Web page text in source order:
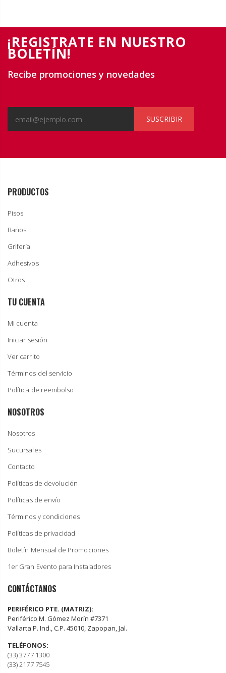
¡REGISTRATE EN NUESTRO
BOLETÍN!
Recibe promociones y novedades
SUSCRIBIR
PRODUCTOS
Pisos
Baños
Grifería
Adhesivos
Otros
TU CUENTA
Mi cuenta
Iniciar sesión
Ver carrito
Términos del servicio
Política de reembolso
NOSOTROS
Nosotros
Sucursales
Contacto
Políticas de devolución
Políticas de envío
Términos y condiciones
Políticas de privacidad
Boletín Mensual de Promociones
1er Gran Evento para Instaladores
CONTÁCTANOS
PERIFÉRICO PTE. (MATRIZ):
Periférico M. Gómez Morín #7371
Vallarta P. Ind., C.P. 45010, Zapopan, Jal.
TELÉFONOS:
(33) 3777 1300
(33) 2177 7545